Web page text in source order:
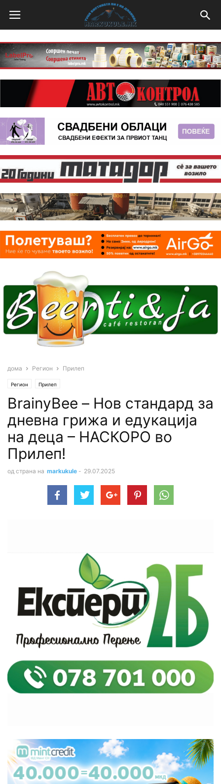
дома Регион Прилеп
Регион Прилеп
BrainyBee – Нов стандард за
дневна грижа и едукација
на деца – НАСКОРО во
Прилеп!
од страна на markukule - 29.07.2025